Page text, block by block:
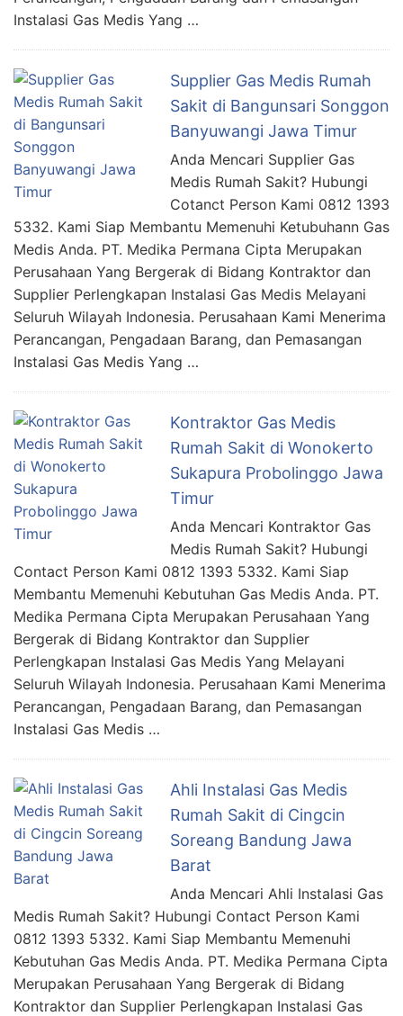
Instalasi Gas Medis Yang …
Supplier Gas Medis Rumah
Sakit di Bangunsari Songgon
Banyuwangi Jawa Timur
Anda Mencari Supplier Gas
Medis Rumah Sakit? Hubungi
Cotanct Person Kami 0812 1393
5332. Kami Siap Membantu Memenuhi Ketubuhann Gas
Medis Anda. PT. Medika Permana Cipta Merupakan
Perusahaan Yang Bergerak di Bidang Kontraktor dan
Supplier Perlengkapan Instalasi Gas Medis Melayani
Seluruh Wilayah Indonesia. Perusahaan Kami Menerima
Perancangan, Pengadaan Barang, dan Pemasangan
Instalasi Gas Medis Yang …
Kontraktor Gas Medis
Rumah Sakit di Wonokerto
Sukapura Probolinggo Jawa
Timur
Anda Mencari Kontraktor Gas
Medis Rumah Sakit? Hubungi
Contact Person Kami 0812 1393 5332. Kami Siap
Membantu Memenuhi Kebutuhan Gas Medis Anda. PT.
Medika Permana Cipta Merupakan Perusahaan Yang
Bergerak di Bidang Kontraktor dan Supplier
Perlengkapan Instalasi Gas Medis Yang Melayani
Seluruh Wilayah Indonesia. Perusahaan Kami Menerima
Perancangan, Pengadaan Barang, dan Pemasangan
Instalasi Gas Medis …
Ahli Instalasi Gas Medis
Rumah Sakit di Cingcin
Soreang Bandung Jawa
Barat
Anda Mencari Ahli Instalasi Gas
Medis Rumah Sakit? Hubungi Contact Person Kami
0812 1393 5332. Kami Siap Membantu Memenuhi
Kebutuhan Gas Medis Anda. PT. Medika Permana Cipta
Merupakan Perusahaan Yang Bergerak di Bidang
Kontraktor dan Supplier Perlengkapan Instalasi Gas